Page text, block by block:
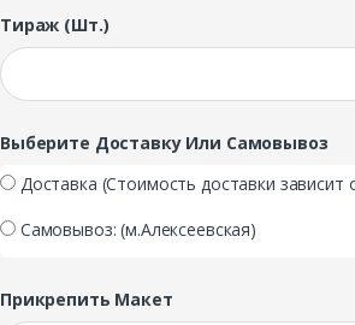
Тираж (шт.)
Выберите Доставку Или Самовывоз
Доставка (Стоимость доставки зависит
Самовывоз: (м.Алексеевская)
Прикрепить Макет